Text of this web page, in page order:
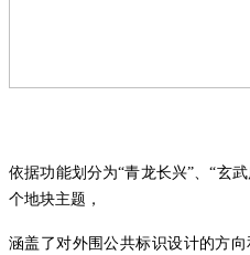
依据功能划分为“青龙长兴”、“玄
个地块主题，
涵盖了对外围公共标识设计的方